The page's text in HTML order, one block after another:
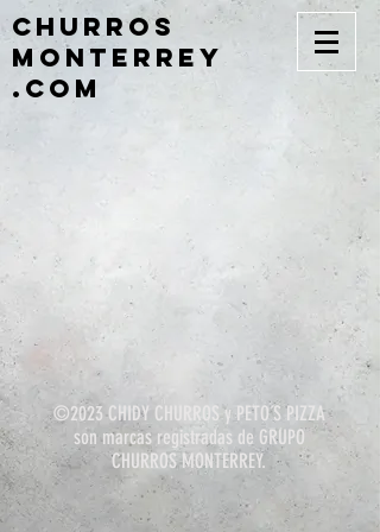
CHURROS
MONTERREY
.COM
©2023 CHIDY CHURROS y PETO´S PIZZA
son marcas registradas de GRUPO
CHURROS MONTERREY.